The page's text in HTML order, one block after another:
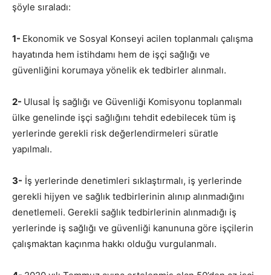
şöyle sıraladı:
1- Ekonomik ve Sosyal Konseyi acilen toplanmalı çalışma
hayatında hem istihdamı hem de işçi sağlığı ve
güvenliğini korumaya yönelik ek tedbirler alınmalı.
2- Ulusal İş sağlığı ve Güvenliği Komisyonu toplanmalı
ülke genelinde işçi sağlığını tehdit edebilecek tüm iş
yerlerinde gerekli risk değerlendirmeleri süratle
yapılmalı.
3- İş yerlerinde denetimleri sıklaştırmalı, iş yerlerinde
gerekli hijyen ve sağlık tedbirlerinin alınıp alınmadığını
denetlemeli. Gerekli sağlık tedbirlerinin alınmadığı iş
yerlerinde iş sağlığı ve güvenliği kanununa göre işçilerin
çalışmaktan kaçınma hakkı olduğu vurgulanmalı.